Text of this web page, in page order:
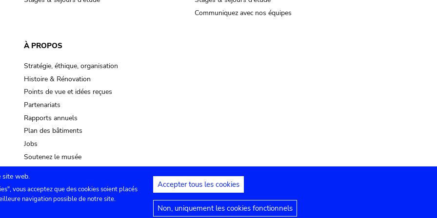
Communiquez avec nos équipes
À PROPOS
Stratégie, éthique, organisation
Histoire & Rénovation
Points de vue et idées reçues
Partenariats
Rapports annuels
Plan des bâtiments
Jobs
Soutenez le musée
Contact Paramètres de confidentialité Mentions juridiques Déclaration d'accessibilité
site web.
vous acceptez que des cookies soient placés
navigation possible de notre site.
Accepter tous les cookies
Non, uniquement les cookies fonctionnels